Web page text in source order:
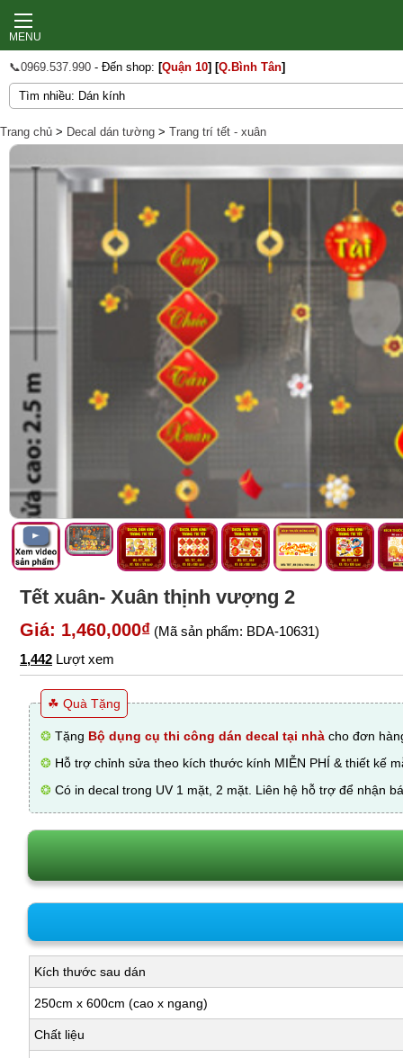
MENU
📞0969.537.990 - Đến shop: [Quận 10] [Q.Bình Tân]
Trang chủ > Decal dán tường > Trang trí tết - xuân
Tết xuân- Xuân thịnh vượng 2
Giá: 1,460,000₫ (Mã sản phẩm: BDA-10631)
1,442 Lượt xem
☘ Quà Tặng
❂ Tặng Bộ dụng cụ thi công dán decal tại nhà cho đơn
❂ Hỗ trợ chỉnh sửa theo kích thước kính MIỄN PHÍ & thiết kế
❂ Có in decal trong UV 1 mặt, 2 mặt. Liên hệ hỗ trợ để nhận
Kích thước sau dán
250cm x 600cm (cao x ngang)
Chất liệu